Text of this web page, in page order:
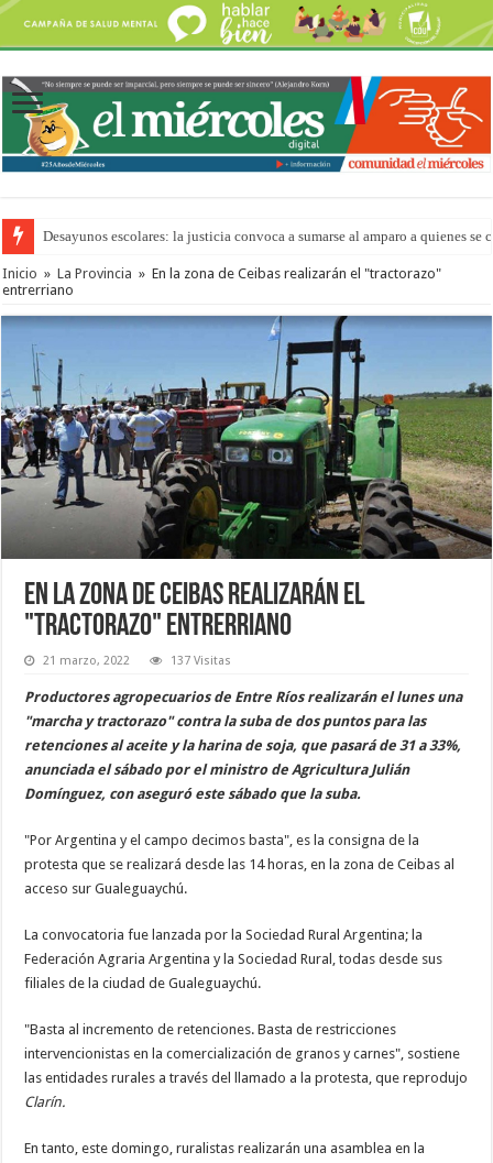
Desayunos escolares: la justicia convoca a sumarse al amparo a quienes se
Inicio » La Provincia » En la zona de Ceibas realizarán el "tractorazo"
entrerriano
En la zona de Ceibas realizarán el
"tractorazo" entrerriano
21 marzo, 2022 137 Visitas
Productores agropecuarios de Entre Ríos realizarán el lunes una
"marcha y tractorazo" contra la suba de dos puntos para las
retenciones al aceite y la harina de soja, que pasará de 31 a 33%,
anunciada el sábado por el ministro de Agricultura Julián
Domínguez, con aseguró este sábado que la suba.
"Por Argentina y el campo decimos basta", es la consigna de la
protesta que se realizará desde las 14 horas, en la zona de Ceibas al
acceso sur Gualeguaychú.
La convocatoria fue lanzada por la Sociedad Rural Argentina; la
Federación Agraria Argentina y la Sociedad Rural, todas desde sus
filiales de la ciudad de Gualeguaychú.
"Basta al incremento de retenciones. Basta de restricciones
intervencionistas en la comercialización de granos y carnes", sostiene
las entidades rurales a través del llamado a la protesta, que reprodujo
Clarín.
En tanto, este domingo, ruralistas realizarán una asamblea en la